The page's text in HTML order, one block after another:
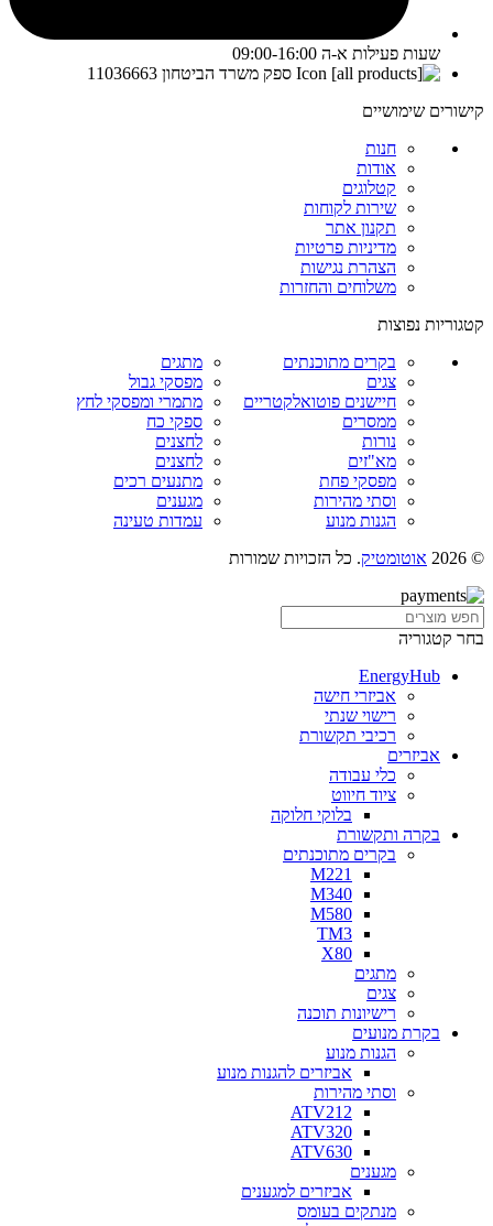
שעות פעילות א-ה 09:00-16:00
ספק משרד הביטחון 11036663
קישורים שימושיים
חנות
אודות
קטלוגים
שירות לקוחות
תקנון אתר
מדיניות פרטיות
הצהרת נגישות
משלוחים והחזרות
קטגוריות נפוצות
בקרים מתוכנתים
מתגים
צגים
מפסקי גבול
חיישנים פוטואלקטריים
מתמרי ומפסקי לחץ
ממסרים
ספקי כח
נורות
לחצנים
מא"זים
לחצנים
מפסקי פחת
מתנעים רכים
וסתי מהירות
מגענים
הגנות מנוע
עמדות טעינה
© 2026
אוטומטיק. כל הזכויות שמורות
בחר קטגוריה
EnergyHub
אביזרי חישה
רישוי שנתי
רכיבי תקשורת
אביזרים
כלי עבודה
ציוד חיווט
בלוקי חלוקה
בקרה ותקשורת
בקרים מתוכנתים
M221
M340
M580
TM3
X80
מתגים
צגים
רישיונות תוכנה
בקרת מנועים
הגנות מנוע
אביזרים להגנות מנוע
וסתי מהירות
ATV212
ATV320
ATV630
מגענים
אביזרים למגענים
מנתקים בעומס